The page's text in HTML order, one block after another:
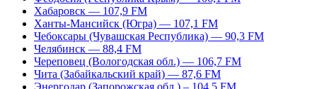
Хабаровск — 107,9 FM
Ханты-Мансийск (Югра) — 107,1 FM
Чебоксары (Чувашская Республика) — 90,3 FM
Челябинск — 88,4 FM
Череповец (Вологодская обл.) — 106,7 FM
Чита (Забайкальский край) — 87,6 FM
Энергодар (Запорожская обл.) – 104,5 FM